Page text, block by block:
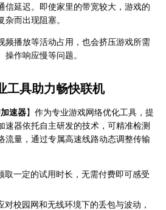
信延迟。即使家里的带宽较大，游戏的
而出现阻塞。
频播放等活动占用，也会挤压游戏所需
作响应慢等问题。
工具助力畅快联机
速器】作为专业游戏网络优化工具，提
速器依托自主研发的技术，可精准检测
流量，通过专属高速线路动态调整传输
取一定的试用时长，无需付费即可感受
对校园网和无线环境下的丢包与波动，